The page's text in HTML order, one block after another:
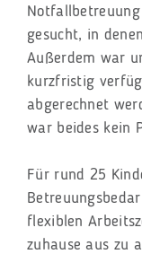
gesucht, in
Außerdem war
kurzfristig
abgerechnet
war beides kein
Für rund 25
flexiblen
zuhause aus zu